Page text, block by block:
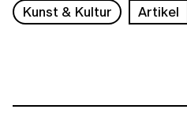
Kunst & Kultur Artikel